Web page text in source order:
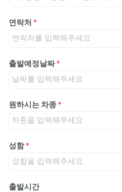
연락처 *
출발예정날짜*
원하시는 차종 *
성함*
출발시간